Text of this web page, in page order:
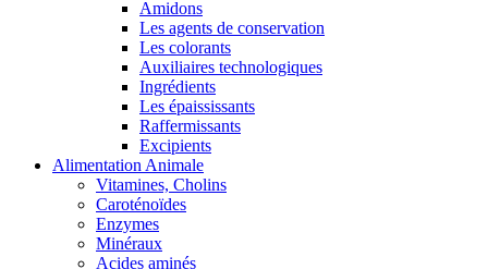
Amidons
Les agents de conservation
Les colorants
Auxiliaires technologiques
Ingrédients
Les épaississants
Raffermissants
Excipients
Alimentation Animale
Vitamines, Cholins
Caroténoïdes
Enzymes
Minéraux
Acides aminés